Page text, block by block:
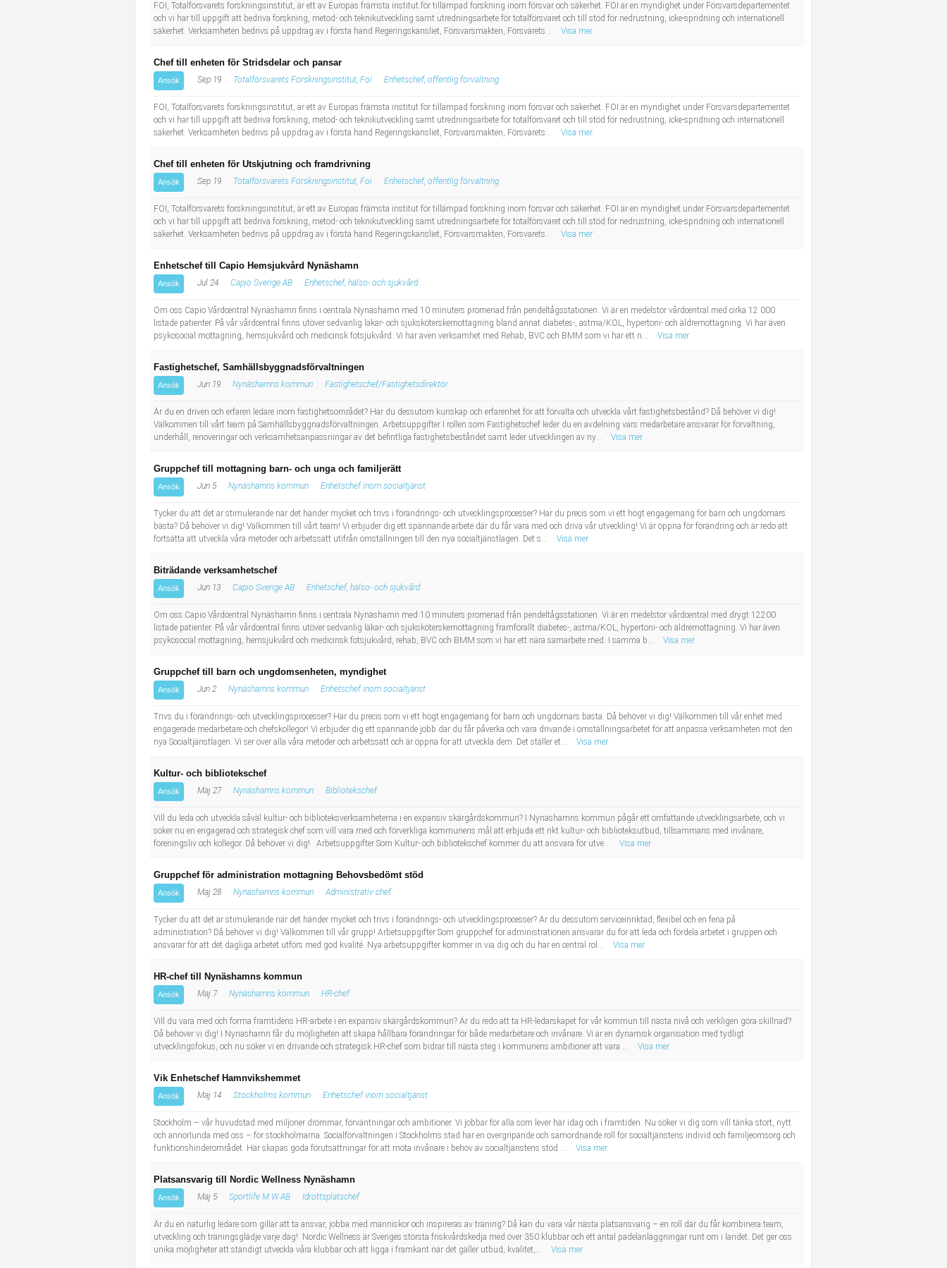
FOI, Totalförsvarets forskningsinstitut, är ett av Europas främsta institut för tillämpad forskning inom försvar och säkerhet. FOI är en myndighet under Försvarsdepartementet
och vi har till uppgift att bedriva forskning, metod- och teknikutveckling samt utredningsarbete för totalförsvaret och till stöd för nedrustning, icke-spridning och internationell
säkerhet. Verksamheten bedrivs på uppdrag av i första hand Regeringskansliet, Försvarsmakten, Försvarets...
Visa mer
Chef till enheten för Stridsdelar och pansar
Ansök Sep 19 Totalförsvarets Forskningsinstitut, Foi Enhetschef, offentlig förvaltning
FOI, Totalförsvarets forskningsinstitut, är ett av Europas främsta institut för tillämpad forskning inom försvar och säkerhet. FOI är en myndighet under Försvarsdepartementet
och vi har till uppgift att bedriva forskning, metod- och teknikutveckling samt utredningsarbete för totalförsvaret och till stöd för nedrustning, icke-spridning och internationell
säkerhet. Verksamheten bedrivs på uppdrag av i första hand Regeringskansliet, Försvarsmakten, Försvarets...
Visa mer
Chef till enheten för Utskjutning och framdrivning
Ansök Sep 19 Totalförsvarets Forskningsinstitut, Foi Enhetschef, offentlig förvaltning
FOI, Totalförsvarets forskningsinstitut, är ett av Europas främsta institut för tillämpad forskning inom försvar och säkerhet. FOI är en myndighet under Försvarsdepartementet
och vi har till uppgift att bedriva forskning, metod- och teknikutveckling samt utredningsarbete för totalförsvaret och till stöd för nedrustning, icke-spridning och internationell
säkerhet. Verksamheten bedrivs på uppdrag av i första hand Regeringskansliet, Försvarsmakten, Försvarets...
Visa mer
Enhetschef till Capio Hemsjukvård Nynäshamn
Ansök Jul 24 Capio Sverige AB Enhetschef, hälso- och sjukvård
Om oss Capio Vårdcentral Nynäshamn finns i centrala Nynäshamn med 10 minuters promenad från pendeltågsstationen. Vi är en medelstor vårdcentral med cirka 12 000
listade patienter. På vår vårdcentral finns utöver sedvanlig läkar- och sjuksköterskemottagning bland annat diabetes-, astma/KOL, hypertoni- och äldremottagning. Vi har även
psykosocial mottagning, hemsjukvård och medicinsk fotsjukvård. Vi har även verksamhet med Rehab, BVC och BMM som vi har ett n...
Visa mer
Fastighetschef, Samhällsbyggnadsförvaltningen
Ansök Jun 19 Nynäshamns kommun Fastighetschef/Fastighetsdirektör
Är du en driven och erfaren ledare inom fastighetsområdet? Har du dessutom kunskap och erfarenhet för att förvalta och utveckla vårt fastighetsbestånd? Då behöver vi dig!
Välkommen till vårt team på Samhällsbyggnadsförvaltningen. Arbetsuppgifter I rollen som Fastighetschef leder du en avdelning vars medarbetare ansvarar för förvaltning,
underhåll, renoveringar och verksamhetsanpassningar av det befintliga fastighetsbeståndet samt leder utvecklingen av ny...
Visa mer
Gruppchef till mottagning barn- och unga och familjerätt
Ansök Jun 5 Nynäshamns kommun Enhetschef inom socialtjänst
Tycker du att det är stimulerande när det händer mycket och trivs i förändrings- och utvecklingsprocesser? Har du precis som vi ett högt engagemang för barn och ungdomars
bästa? Då behöver vi dig! Välkommen till vårt team! Vi erbjuder dig ett spännande arbete där du får vara med och driva vår utveckling! Vi är öppna för förändring och är redo att
fortsätta att utveckla våra metoder och arbetssätt utifrån omställningen till den nya socialtjänstlagen. Det s...
Visa mer
Biträdande verksamhetschef
Ansök Jun 13 Capio Sverige AB Enhetschef, hälso- och sjukvård
Om oss Capio Vårdcentral Nynäshamn finns i centrala Nynäshamn med 10 minuters promenad från pendeltågsstationen. Vi är en medelstor vårdcentral med drygt 12200
listade patienter. På vår vårdcentral finns utöver sedvanlig läkar- och sjuksköterskemottagning framförallt diabetes-, astma/KOL, hypertoni- och äldremottagning. Vi har även
psykosocial mottagning, hemsjukvård och medicinsk fotsjukvård, rehab, BVC och BMM som vi har ett nära samarbete med. I samma b...
Visa mer
Gruppchef till barn och ungdomsenheten, myndighet
Ansök Jun 2 Nynäshamns kommun Enhetschef inom socialtjänst
Trivs du i förändrings- och utvecklingsprocesser? Har du precis som vi ett högt engagemang för barn och ungdomars bästa. Då behöver vi dig! Välkommen till vår enhet med
engagerade medarbetare och chefskollegor! Vi erbjuder dig ett spännande jobb där du får påverka och vara drivande i omställningsarbetet för att anpassa verksamheten mot den
nya Socialtjänstlagen. Vi ser över alla våra metoder och arbetssätt och är öppna för att utveckla dem. Det ställer et...
Visa mer
Kultur- och bibliotekschef
Ansök Maj 27 Nynäshamns kommun Bibliotekschef
Vill du leda och utveckla såväl kultur- och biblioteksverksamheterna i en expansiv skärgårdskommun? I Nynäshamns kommun pågår ett omfattande utvecklingsarbete, och vi
söker nu en engagerad och strategisk chef som vill vara med och förverkliga kommunens mål att erbjuda ett rikt kultur- och biblioteksutbud, tillsammans med invånare,
föreningsliv och kollegor. Då behöver vi dig! Arbetsuppgifter Som Kultur- och bibliotekschef kommer du att ansvara för utve...
Visa mer
Gruppchef för administration mottagning Behovsbedömt stöd
Ansök Maj 28 Nynäshamns kommun Administrativ chef
Tycker du att det är stimulerande när det händer mycket och trivs i förändrings- och utvecklingsprocesser? Är du dessutom serviceinriktad, flexibel och en fena på
administration? Då behöver vi dig! Välkommen till vår grupp! Arbetsuppgifter Som gruppchef för administrationen ansvarar du för att leda och fördela arbetet i gruppen och
ansvarar för att det dagliga arbetet utförs med god kvalité. Nya arbetsuppgifter kommer in via dig och du har en central rol...
Visa mer
HR-chef till Nynäshamns kommun
Ansök Maj 7 Nynäshamns kommun HR-chef
Vill du vara med och forma framtidens HR-arbete i en expansiv skärgårdskommun? Är du redo att ta HR-ledarskapet för vår kommun till nästa nivå och verkligen göra skillnad?
Då behöver vi dig! I Nynäshamn får du möjligheten att skapa hållbara förändringar för både medarbetare och invånare. Vi är en dynamisk organisation med tydligt
utvecklingsfokus, och nu söker vi en drivande och strategisk HR-chef som bidrar till nästa steg i kommunens ambitioner att vara ...
Visa mer
Vik Enhetschef Hamnvikshemmet
Ansök Maj 14 Stockholms kommun Enhetschef inom socialtjänst
Stockholm – vår huvudstad med miljoner drömmar, förväntningar och ambitioner. Vi jobbar för alla som lever här idag och i framtiden. Nu söker vi dig som vill tänka stort, nytt
och annorlunda med oss – för stockholmarna. Socialförvaltningen i Stockholms stad har en övergripande och samordnande roll för socialtjänstens individ och familjeomsorg och
funktionshinderområdet. Här skapas goda förutsättningar för att möta invånare i behov av socialtjänstens stöd....
Visa mer
Platsansvarig till Nordic Wellness Nynäshamn
Ansök Maj 5 Sportlife M W AB Idrottsplatschef
Är du en naturlig ledare som gillar att ta ansvar, jobba med människor och inspireras av träning? Då kan du vara vår nästa platsansvarig – en roll där du får kombinera team,
utveckling och träningsglädje varje dag! Nordic Wellness är Sveriges största friskvårdskedja med över 350 klubbar och ett antal padelanläggningar runt om i landet. Det ger oss
unika möjligheter att ständigt utveckla våra klubbar och att ligga i framkant när det gäller utbud, kvalitet,...
Visa mer